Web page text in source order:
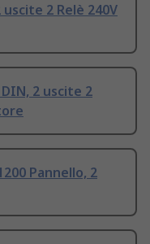
2 Relè 240V
2 uscite 2
Pannello, 2